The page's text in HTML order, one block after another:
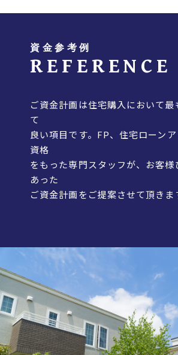
資金参考例
REFERENCE
ご資金計画は住宅購入において最
て
良い項目です。FP、住宅ローン
資格
をもった専門スタッフが、お客様
あった
ご資金計画をご提案させて頂きま